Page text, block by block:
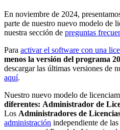
En noviembre de 2024,
parte de nuestro nuevo modelo de
nuestra sección de preguntas
Para activar el software con una
menos la versión del programa
descargar las últimas versiones de
aquí.
Nuestro nuevo modelo de
diferentes: Administrador de
Los Administradores de
administración independiente de